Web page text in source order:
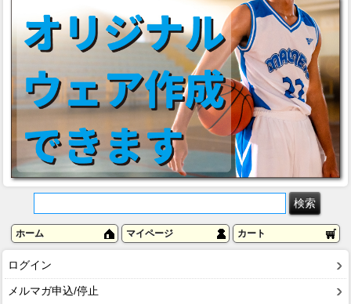
ホーム マイページ カート
ログイン
メルマガ申込/停止